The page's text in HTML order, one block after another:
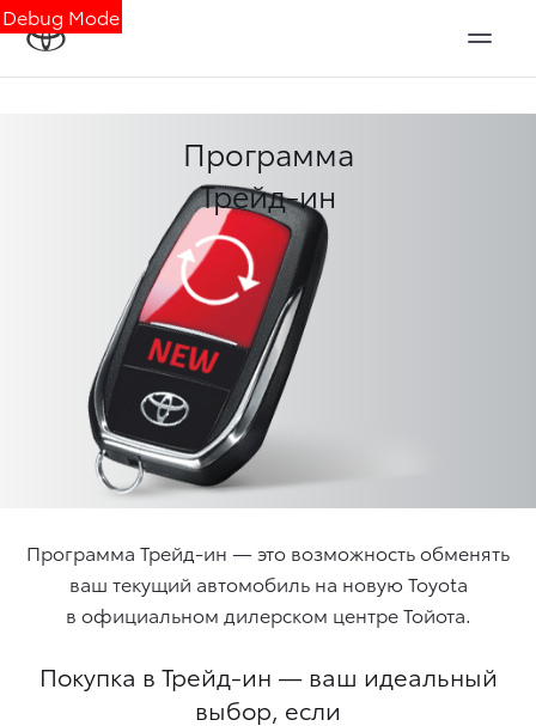
Debug Mode
Программа
Трейд-ин
Программа Трейд-ин — это возможность обменять
ваш текущий автомобиль на новую Toyota
в официальном дилерском центре Тойота.
Покупка в Трейд-ин — ваш идеальный
выбор, если